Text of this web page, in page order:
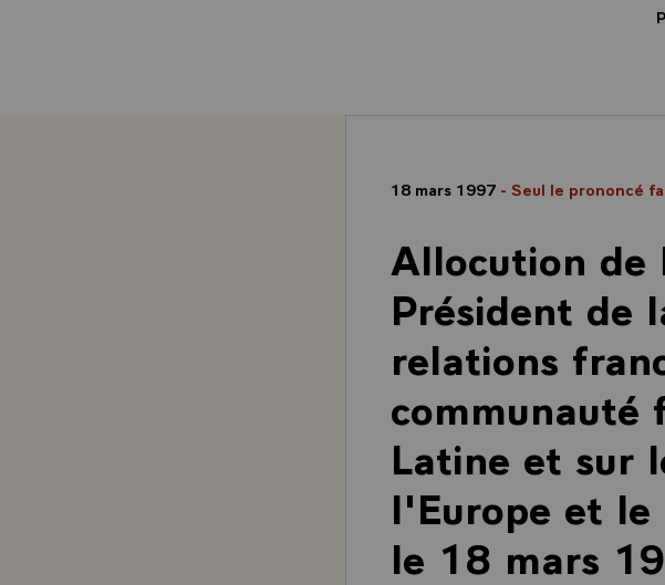
18 mars 1997 - Seul le prononcé
Allocution de
Président de
relations
communauté
Latine et sur
l'Europe et le
le 18 mars